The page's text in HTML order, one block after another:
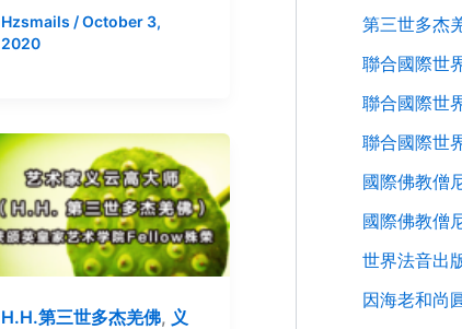
Hzsmails /October 3,
2020
H.H.第三世多杰羌佛, 义
第三世多杰
聯合國際世
聯合國際世
聯合國際世
國際佛教僧
國際佛教僧
世界法音出
因海老和尚